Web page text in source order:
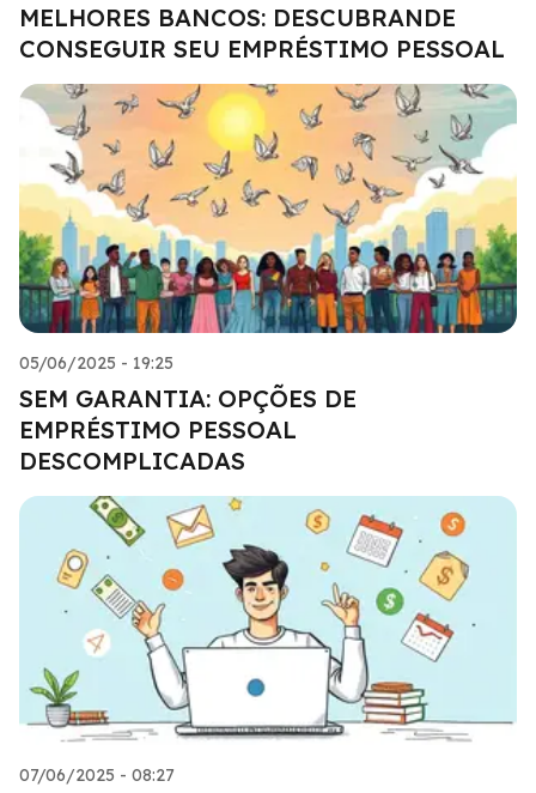
MELHORES BANCOS: DESCUBRANDE
CONSEGUIR SEU EMPRÉSTIMO PESSOAL
05/06/2025 - 19:25
SEM GARANTIA: OPÇÕES DE
EMPRÉSTIMO PESSOAL
DESCOMPLICADAS
07/06/2025 - 08:27